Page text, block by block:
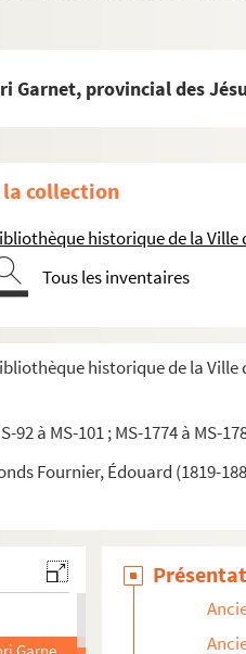
Garnet, provincial des
collection
historique de la Ville
Tous les inventaires
historique de la Ville
92 à MS-101 ; MS-1774 à MS-
Fournier, Édouard (1819-
la plupart complètent les